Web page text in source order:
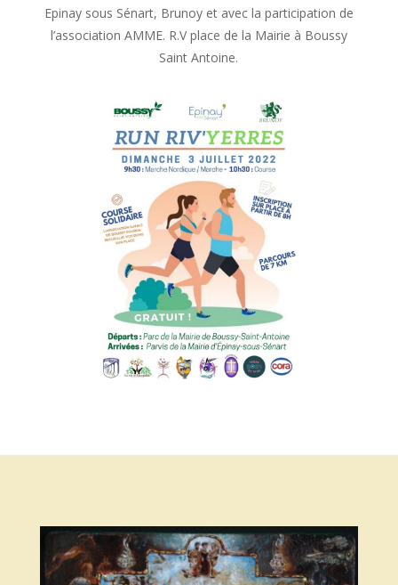
Epinay sous Sénart, Brunoy et avec la participation de
l’association AMME. R.V place de la Mairie à Boussy
Saint Antoine.